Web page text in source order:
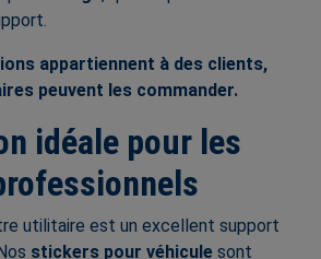
appartiennent à des clients,
peuvent les commander.
idéale pour les
utilitaire est un excellent support
stickers pour véhicule sont